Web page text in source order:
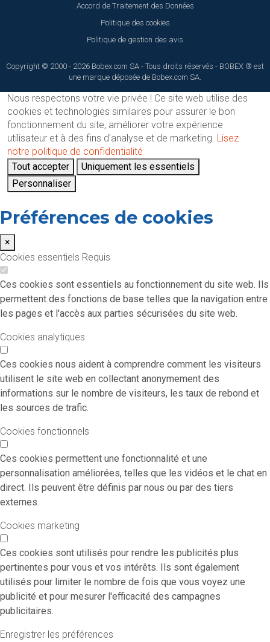
Accord de Traitement des Données
Politique des cookies
Politique de gestion des avis
Copyright © 2000 - 2026 Bobex.com SA - Tous droits réservés - BOBEX ® est
une marque déposée de Bobex.com SA.
Nous respectons votre vie privée ! Ce site web utilise des
cookies et technologies similaires pour assurer le bon
fonctionnement du site, améliorer votre expérience
utilisateur et à des fins d'analyse et de marketing. Lisez
notre politique de confidentialité
Tout accepter
Uniquement les essentiels
Personnaliser
Préférences de cookies
×
Cookies essentiels Requis
Ces cookies sont essentiels au fonctionnement du site web. Ils
permettent des fonctions de base telles que la navigation entre
les pages et l'accès aux parties sécurisées du site web.
Cookies analytiques
Ces cookies nous aident à comprendre comment les visiteurs
utilisent le site web en collectant anonymement des
informations sur le nombre de visiteurs, les taux de rebond et
les sources de trafic.
Cookies fonctionnels
Ces cookies permettent une fonctionnalité et une
personnalisation améliorées, telles que les vidéos et le chat en
direct. Ils peuvent être définis par nous ou par des tiers
externes.
Cookies marketing
Ces cookies sont utilisés pour rendre les publicités plus
pertinentes pour vous et vos intérêts. Ils sont également
utilisés pour limiter le nombre de fois que vous voyez une
publicité et pour mesurer l'efficacité des campagnes
publicitaires.
Enregistrer les préférences